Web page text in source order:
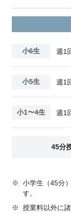
小6生 週1
小5生 週1
小1〜4生 週1
45分
※
小学生（45分
す。
※
授業料以外に